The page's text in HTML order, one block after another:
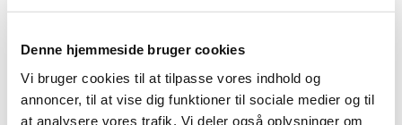
Denne hjemmeside bruger cookies
Vi bruger cookies til at tilpasse vores indhold og
annoncer, til at vise dig funktioner til sociale medier og til
at analysere vores trafik. Vi deler også oplysninger om